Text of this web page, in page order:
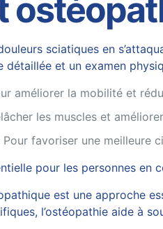
sciatiques en
détaillée et un examen
améliorer la mobilité et
les muscles et
Pour favoriser une meilleure
pour les personnes en
est une approche
l’ostéopathie aide à